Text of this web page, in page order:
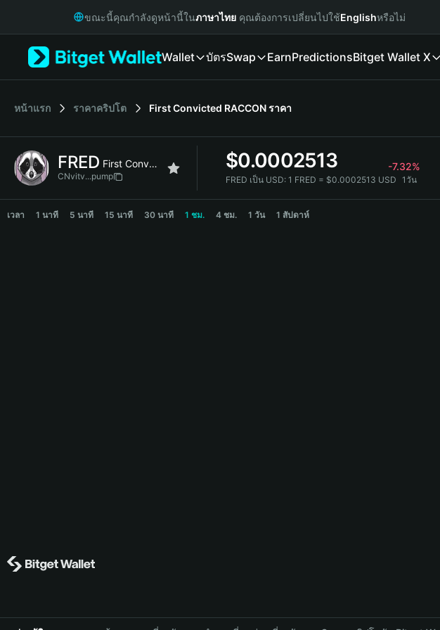
Русский
Italiano
简体中文
繁體中文
Bahasa Indonesia
ขณะนี้คุณกำลังดูหน้านี้ในภาษาไทย คุณต้องการเปลี่ยนไปใช้Englishหรือไม่
Wallet บัตรSwap EarnPredictionsBitget Wallet X
หน้าแรก ราคาคริปโต First Convicted RACCONราคา
FRED First Convicted RACCON
CNvitv...pump
$0.0002513 -7.32%
FRED เป็น USD: 1 FRED = $0.0002513 USD 1วัน
FRED Price Chart
เวลา 1 นาที 5 นาที 15 นาที 30 นาที 1 ชม. 4 ชม. 1 วัน 1 สัปดาห์